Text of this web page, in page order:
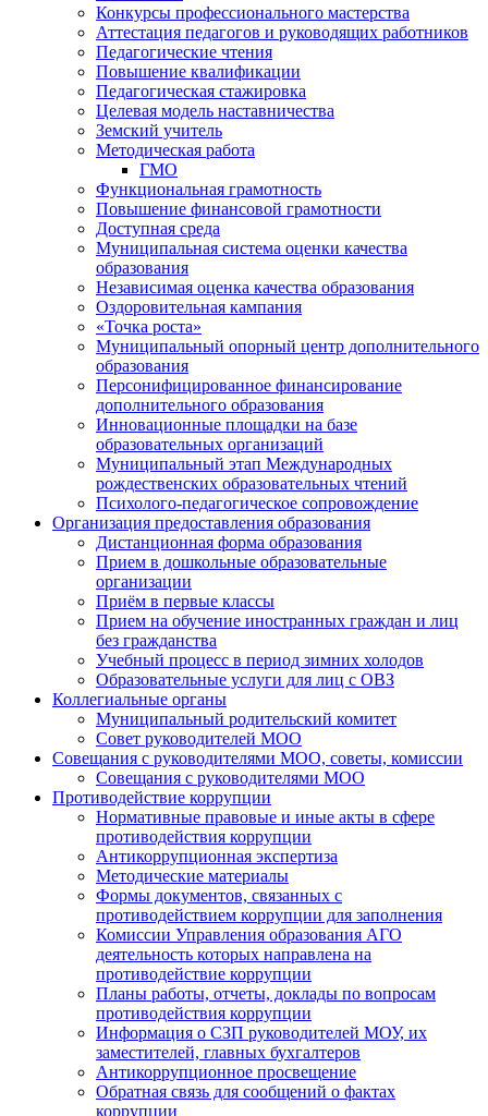
Конкурсы профессионального мастерства
Аттестация педагогов и руководящих работников
Педагогические чтения
Повышение квалификации
Педагогическая стажировка
Целевая модель наставничества
Земский учитель
Методическая работа
ГМО
Функциональная грамотность
Повышение финансовой грамотности
Доступная среда
Муниципальная система оценки качества
образования
Независимая оценка качества образования
Оздоровительная кампания
«Точка роста»
Муниципальный опорный центр дополнительного
образования
Персонифицированное финансирование
дополнительного образования
Инновационные площадки на базе
образовательных организаций
Муниципальный этап Международных
рождественских образовательных чтений
Психолого-педагогическое сопровождение
Организация предоставления образования
Дистанционная форма образования
Прием в дошкольные образовательные
организации
Приём в первые классы
Прием на обучение иностранных граждан и лиц
без гражданства
Учебный процесс в период зимних холодов
Образовательные услуги для лиц с ОВЗ
Коллегиальные органы
Муниципальный родительский комитет
Совет руководителей МОО
Совещания с руководителями МОО, советы, комиссии
Совещания с руководителями МОО
Противодействие коррупции
Нормативные правовые и иные акты в сфере
противодействия коррупции
Антикоррупционная экспертиза
Методические материалы
Формы документов, связанных с
противодействием коррупции для заполнения
Комиссии Управления образования АГО
деятельность которых направлена на
противодействие коррупции
Планы работы, отчеты, доклады по вопросам
противодействия коррупции
Информация о СЗП руководителей МОУ, их
заместителей, главных бухгалтеров
Антикоррупционное просвещение
Обратная связь для сообщений о фактах
коррупции